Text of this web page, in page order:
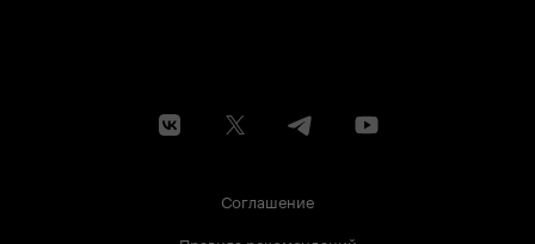
Соглашение